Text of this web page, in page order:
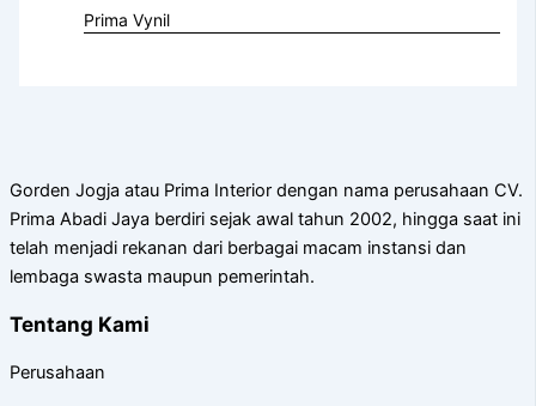
Prima Vynil
Gorden Jogja atau Prima Interior dengan nama perusahaan CV.
Prima Abadi Jaya berdiri sejak awal tahun 2002, hingga saat ini
telah menjadi rekanan dari berbagai macam instansi dan
lembaga swasta maupun pemerintah.
Tentang Kami
Perusahaan